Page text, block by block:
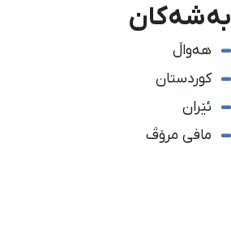
بەشەکان
هەواڵ
کوردستان
ئێران
مافی مرۆڤ